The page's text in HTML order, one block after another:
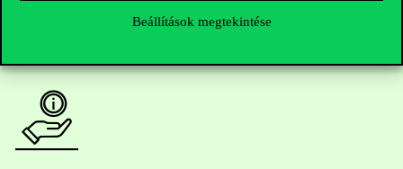
Beállítások megtekintése
press@uni-corvinus.hu